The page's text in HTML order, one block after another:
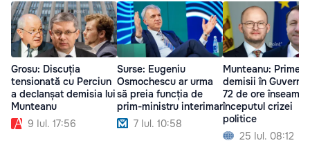
Grosu: Discuția
tensionată cu Perciun
a declanșat demisia lui
Munteanu
9 Iul. 17:56
Surse: Eugeniu
Osmochescu ar urma
să preia funcția de
prim-ministru interimar
7 Iul. 10:58
Munteanu: Primele
demisii în Guvern
72 de ore înseamnă
începutul crizei
politice
25 Iul. 08:12